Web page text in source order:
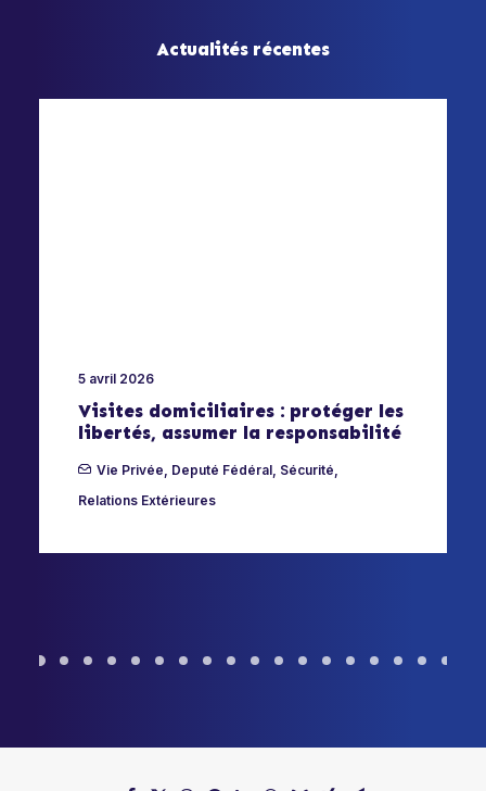
Actualités récentes
5 avril 2026
Visites domiciliaires : protéger les
libertés, assumer la responsabilité
Vie Privée, Deputé Fédéral, Sécurité,
Relations Extérieures